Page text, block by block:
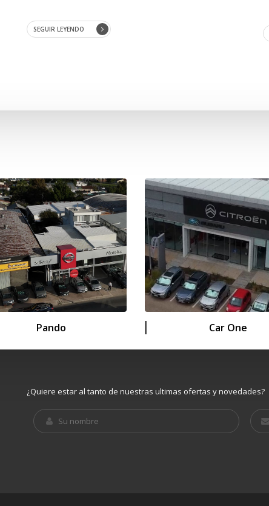
SEGUIR LEYENDO
Pando Car One
¿Quiere estar al tanto de nuestras ultimas ofertas y novedades?